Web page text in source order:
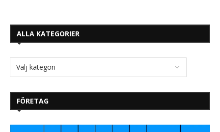
ALLA KATEGORIER
FÖRETAG